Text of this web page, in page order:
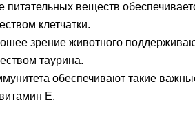
питательных веществ
клетчатки.
зрение животного
таурина.
обеспечивают такие
Е.